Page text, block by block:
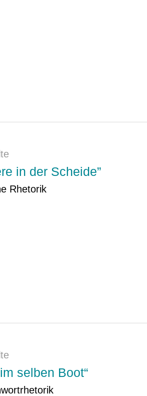
in der Scheide”
Rhetorik
selben Boot“